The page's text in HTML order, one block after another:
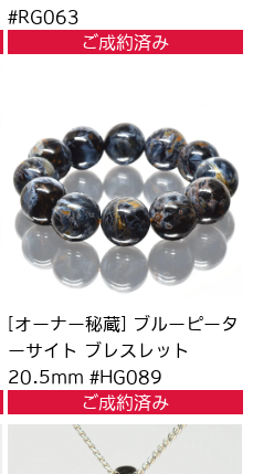
#RG063
ご成約済み
[オーナー秘蔵] ブルーピータ
ーサイト ブレスレット
20.5mm #HG089
ご成約済み